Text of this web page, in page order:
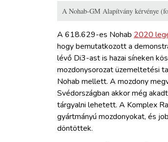
A Nohab-GM Alapítvány kérvénye
A 618.629-es Nohab 2020
hogy bemutatkozott a
lévő Di3-ast is hazai síneken
mozdonysorozat üzemeltetési
Nohab mellett. A mozdony
Svédországban akkor még
tárgyalni lehetett. A Komplex
gyártmányú mozdonyokat, és
döntöttek.